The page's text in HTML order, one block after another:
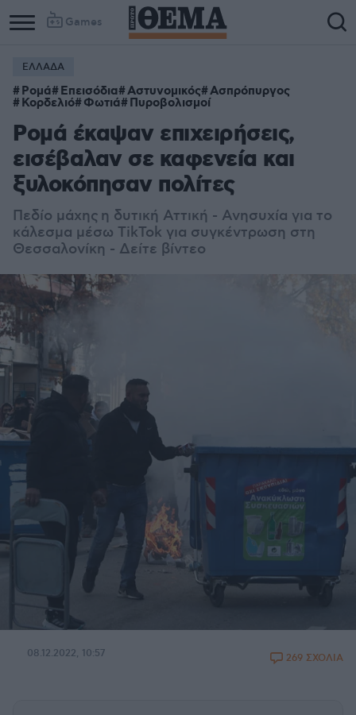
Games
ΕΛΛΑΔΑ
Ρομά Επεισόδια Αστυνομικός Ασπρόπυργος
Κορδελιό Φωτιά Πυροβολισμοί
Ρομά έκαψαν επιχειρήσεις,
εισέβαλαν σε καφενεία και
ξυλοκόπησαν πολίτες
Πεδίο μάχης η δυτική Αττική - Ανησυχία για το
κάλεσμα μέσω TikTok για συγκέντρωση στη
Θεσσαλονίκη - Δείτε βίντεο
08.12.2022, 10:57 269 ΣΧΟΛΙΑ